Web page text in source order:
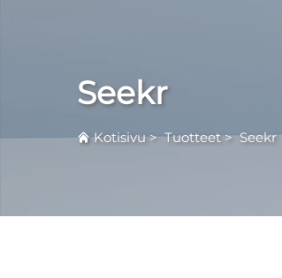
Seekr
Kotisivu>Tuotteet>Seekr